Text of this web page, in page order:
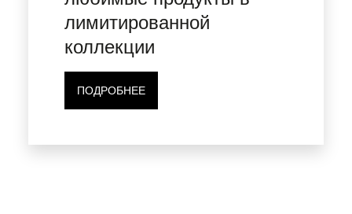
лимитированной
коллекции
ПОДРОБНЕЕ